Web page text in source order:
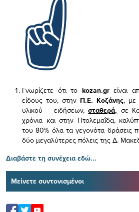
Γνωρίζετε ότι το kozan.gr είναι
είδους του, στην Π.Ε. Κοζάνης, με
υλικού – ειδήσεων,σταθερά, σε
χρόνια και στην Πτολεμαΐδα,
του 80% όλα τα γεγονότα δράσεις
δύο μεγαλύτερες πόλεις της Δ.
Διαβάστε τη συνέχεια εδώ...
Μείνετε συντονισμένοι